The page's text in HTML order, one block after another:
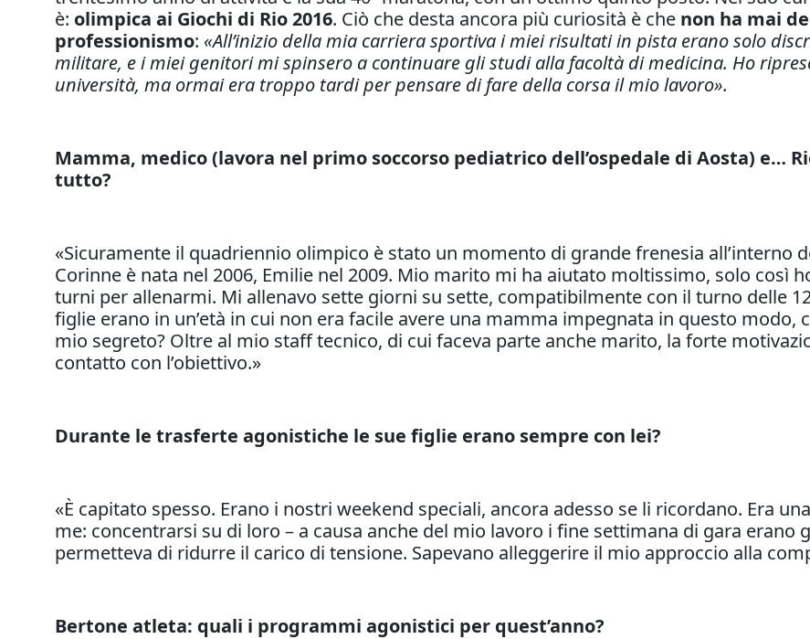
è: olimpica ai Giochi di Rio 2016. Ciò che desta ancora più curiosità è che non ha mai
professionismo: «All’inizio della mia carriera sportiva i miei risultati in pista erano solo
militare, e i miei genitori mi spinsero a continuare gli studi alla facoltà di medicina. Ho
università, ma ormai era troppo tardi per pensare di fare della corsa il mio lavoro».
Mamma, medico (lavora nel primo soccorso pediatrico dell’ospedale di Aosta) e…
tutto?
«Sicuramente il quadriennio olimpico è stato un momento di grande frenesia all’interno
Corinne è nata nel 2006, Emilie nel 2009. Mio marito mi ha aiutato moltissimo, solo così
turni per allenarmi. Mi allenavo sette giorni su sette, compatibilmente con il turno delle
figlie erano in un’età in cui non era facile avere una mamma impegnata in questo
mio segreto? Oltre al mio staff tecnico, di cui faceva parte anche marito, la forte
contatto con l’obiettivo.»
Durante le trasferte agonistiche le sue figlie erano sempre con lei?
«È capitato spesso. Erano i nostri weekend speciali, ancora adesso se li ricordano. Era
me: concentrarsi su di loro – a causa anche del mio lavoro i fine settimana di gara erano
permetteva di ridurre il carico di tensione. Sapevano alleggerire il mio approccio alla
Bertone atleta: quali i programmi agonistici per quest’anno?